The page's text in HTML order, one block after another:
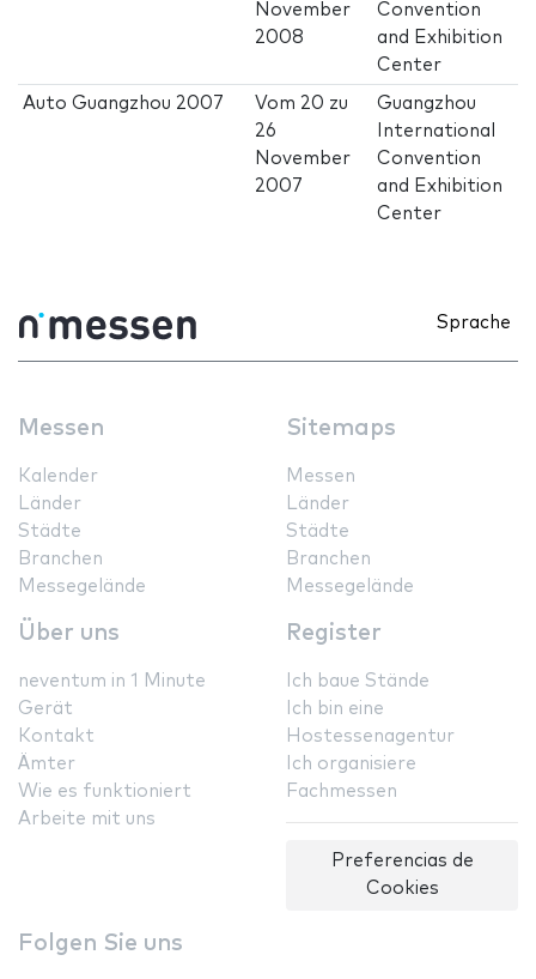
November
2008
Convention
and Exhibition
Center
Auto Guangzhou 2007 Vom 20 zu
26
November
2007
Guangzhou
International
Convention
and Exhibition
Center
Sprache
Messen
Kalender
Länder
Städte
Branchen
Messegelände
Sitemaps
Messen
Länder
Städte
Branchen
Messegelände
Über uns
neventum in 1 Minute
Gerät
Kontakt
Ämter
Wie es funktioniert
Arbeite mit uns
Register
Ich baue Stände
Ich bin eine
Hostessenagentur
Ich organisiere
Fachmessen
Preferencias de
Cookies
Folgen Sie uns